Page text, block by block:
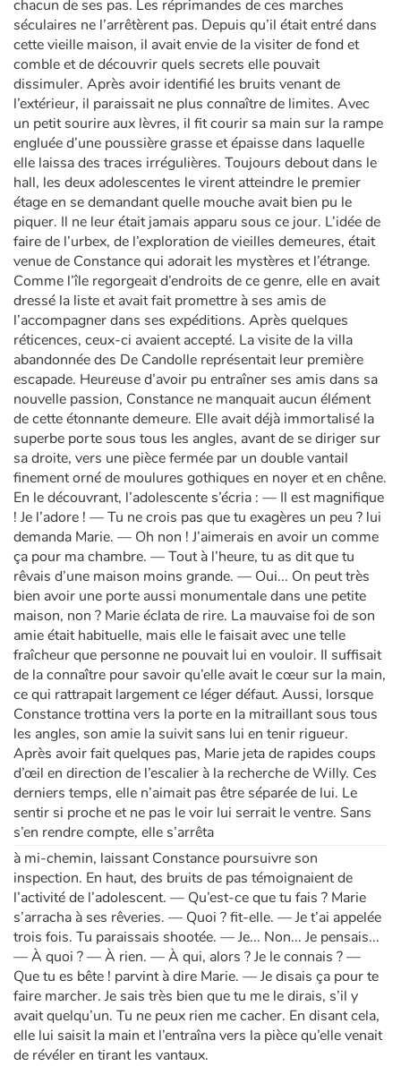
chacun de ses pas. Les réprimandes de ces marches
séculaires ne l’arrêtèrent pas. Depuis qu’il était entré dans
cette vieille maison, il avait envie de la visiter de fond et
comble et de découvrir quels secrets elle pouvait
dissimuler. Après avoir identifié les bruits venant de
l’extérieur, il paraissait ne plus connaître de limites. Avec
un petit sourire aux lèvres, il fit courir sa main sur la rampe
engluée d’une poussière grasse et épaisse dans laquelle
elle laissa des traces irrégulières. Toujours debout dans le
hall, les deux adolescentes le virent atteindre le premier
étage en se demandant quelle mouche avait bien pu le
piquer. Il ne leur était jamais apparu sous ce jour. L’idée de
faire de l’urbex, de l’exploration de vieilles demeures, était
venue de Constance qui adorait les mystères et l’étrange.
Comme l’île regorgeait d’endroits de ce genre, elle en avait
dressé la liste et avait fait promettre à ses amis de
l’accompagner dans ses expéditions. Après quelques
réticences, ceux-ci avaient accepté. La visite de la villa
abandonnée des De Candolle représentait leur première
escapade. Heureuse d’avoir pu entraîner ses amis dans sa
nouvelle passion, Constance ne manquait aucun élément
de cette étonnante demeure. Elle avait déjà immortalisé la
superbe porte sous tous les angles, avant de se diriger sur
sa droite, vers une pièce fermée par un double vantail
finement orné de moulures gothiques en noyer et en chêne.
En le découvrant, l’adolescente s’écria : — Il est magnifique
! Je l’adore ! — Tu ne crois pas que tu exagères un peu ? lui
demanda Marie. — Oh non ! J’aimerais en avoir un comme
ça pour ma chambre. — Tout à l’heure, tu as dit que tu
rêvais d’une maison moins grande. — Oui... On peut très
bien avoir une porte aussi monumentale dans une petite
maison, non ? Marie éclata de rire. La mauvaise foi de son
amie était habituelle, mais elle le faisait avec une telle
fraîcheur que personne ne pouvait lui en vouloir. Il suffisait
de la connaître pour savoir qu’elle avait le cœur sur la main,
ce qui rattrapait largement ce léger défaut. Aussi, lorsque
Constance trottina vers la porte en la mitraillant sous tous
les angles, son amie la suivit sans lui en tenir rigueur.
Après avoir fait quelques pas, Marie jeta de rapides coups
d’œil en direction de l’escalier à la recherche de Willy. Ces
derniers temps, elle n’aimait pas être séparée de lui. Le
sentir si proche et ne pas le voir lui serrait le ventre. Sans
s’en rendre compte, elle s’arrêta
à mi-chemin, laissant Constance poursuivre son
inspection. En haut, des bruits de pas témoignaient de
l’activité de l’adolescent. — Qu’est-ce que tu fais ? Marie
s’arracha à ses rêveries. — Quoi ? fit-elle. — Je t’ai appelée
trois fois. Tu paraissais shootée. — Je... Non... Je pensais...
— À quoi ? — À rien. — À qui, alors ? Je le connais ? —
Que tu es bête ! parvint à dire Marie. — Je disais ça pour te
faire marcher. Je sais très bien que tu me le dirais, s’il y
avait quelqu’un. Tu ne peux rien me cacher. En disant cela,
elle lui saisit la main et l’entraîna vers la pièce qu’elle venait
de révéler en tirant les vantaux.